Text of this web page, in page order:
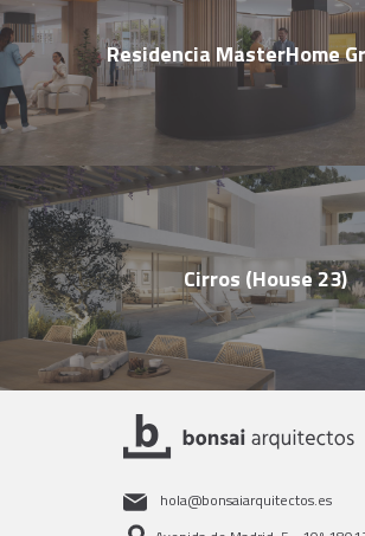
Residencia MasterHome
Cirros (House 23)
hola@bonsaiarquitectos.es